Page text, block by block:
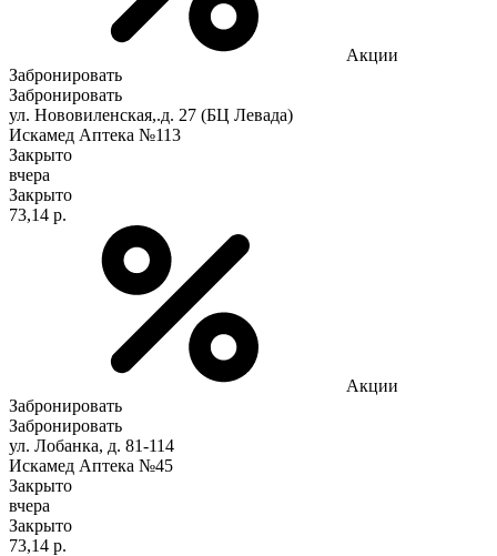
Акции
Забронировать
Забронировать
ул. Нововиленская,.д. 27 (БЦ Левада)
Искамед Аптека №113
Закрыто
вчера
Закрыто
73,14 р.
Акции
Забронировать
Забронировать
ул. Лобанка, д. 81-114
Искамед Аптека №45
Закрыто
вчера
Закрыто
73,14 р.